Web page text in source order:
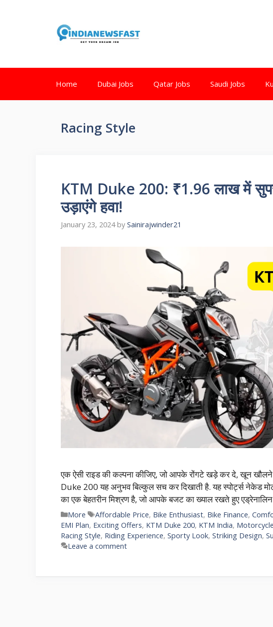
Home Dubai Jobs Qatar Jobs Saudi Jobs
Racing Style
KTM Duke 200: ₹1.96 लाख में
उड़ाएंगे हवा!
January 23, 2024 by Sainirajwinder21
एक ऐसी राइड की कल्पना कीजिए, जो आपके रोंगटे खड़े कर दे, खून
Duke 200 यह अनुभव बिल्कुल सच कर दिखाती है. यह स्पोर्ट्स नेकेड
का एक बेहतरीन मिश्रण है, जो आपके बजट का ख्याल रखते हुए
More Affordable Price, Bike Enthusiast, Bike Finance,
EMI Plan, Exciting Offers, KTM Duke 200, KTM India,
Racing Style, Riding Experience, Sporty Look, Striking Design,
Leave a comment